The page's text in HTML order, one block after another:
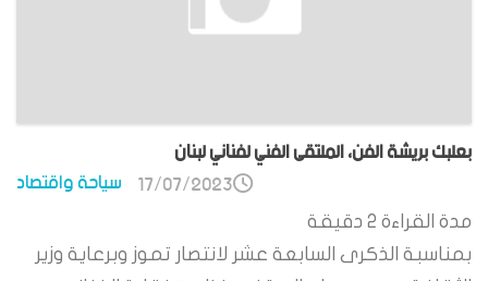
بعلبك بريشة الفن، الملتقى الفني لفناني لبنان
سياحة واقتصاد 17/07/2023
مدة القراءة 2 دقيقة
بمناسبة الذكرى السابعة عشر لانتصار تموز وبرعاية وزير